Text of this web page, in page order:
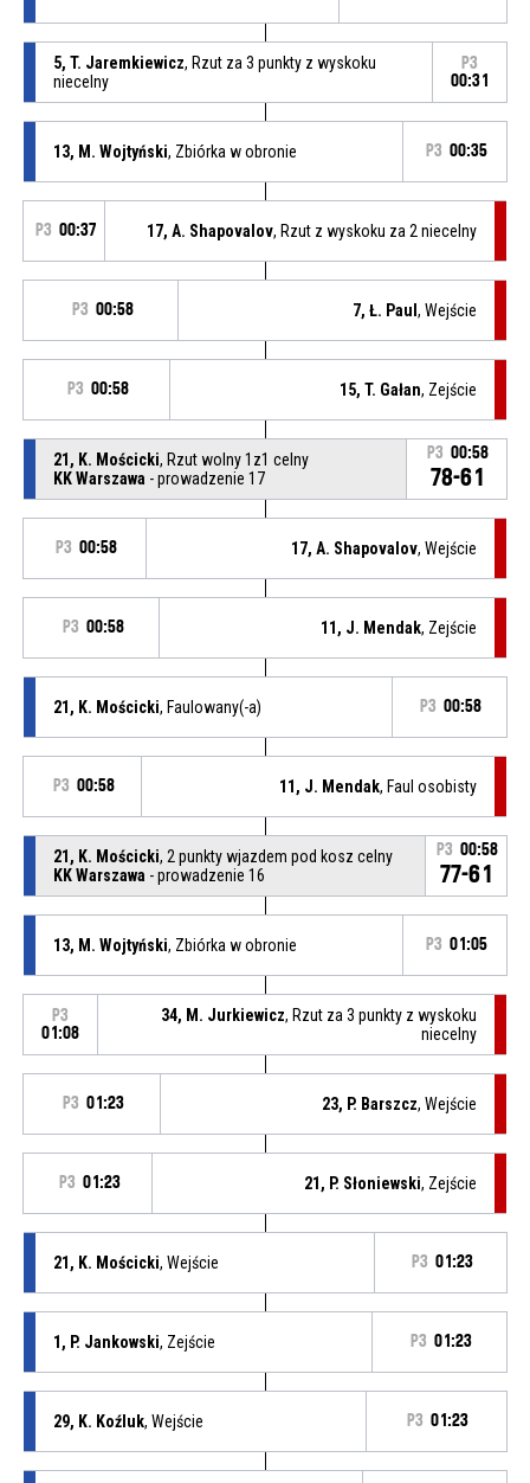
5, T. Jaremkiewicz, Rzut za 3 punkty z wyskoku
niecelny
P3
00:31
13, M. Wojtyński, Zbiórka w obronie P3 00:35
P3 00:37 17, A. Shapovalov, Rzut z wyskoku za 2 niecelny
P3 00:58 7, Ł. Paul, Wejście
P3 00:58 15, T. Gałan, Zejście
21, K. Mościcki, Rzut wolny 1z1 celny
KK Warszawa - prowadzenie 17
P3 00:58
78-61
P3 00:58 17, A. Shapovalov, Wejście
P3 00:58 11, J. Mendak, Zejście
21, K. Mościcki, Faulowany(-a) P3 00:58
P3 00:58 11, J. Mendak, Faul osobisty
21, K. Mościcki, 2 punkty wjazdem pod kosz celny
KK Warszawa - prowadzenie 16
P3 00:58
77-61
13, M. Wojtyński, Zbiórka w obronie P3 01:05
P3
01:08
34, M. Jurkiewicz, Rzut za 3 punkty z wyskoku
niecelny
P3 01:23 23, P. Barszcz, Wejście
P3 01:23 21, P. Słoniewski, Zejście
21, K. Mościcki, Wejście P3 01:23
1, P. Jankowski, Zejście P3 01:23
29, K. Koźluk, Wejście P3 01:23